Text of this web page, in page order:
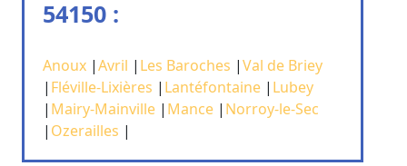
54150 :
Anoux |Avril | Les Baroches |Val de Briey
| Fléville-Lixières | Lantéfontaine | Lubey
| Mairy-Mainville | Mance | Norroy-le-Sec
| Ozerailles |